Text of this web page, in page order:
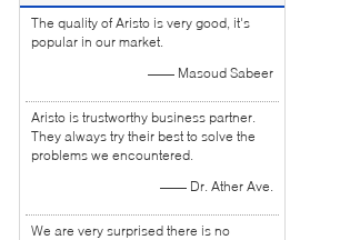
The quality of Aristo is very good, it's
popular in our market.
—— Masoud Sabeer
Aristo is trustworthy business partner.
They always try their best to solve the
problems we encountered.
—— Dr. Ather Ave.
We are very surprised there is no